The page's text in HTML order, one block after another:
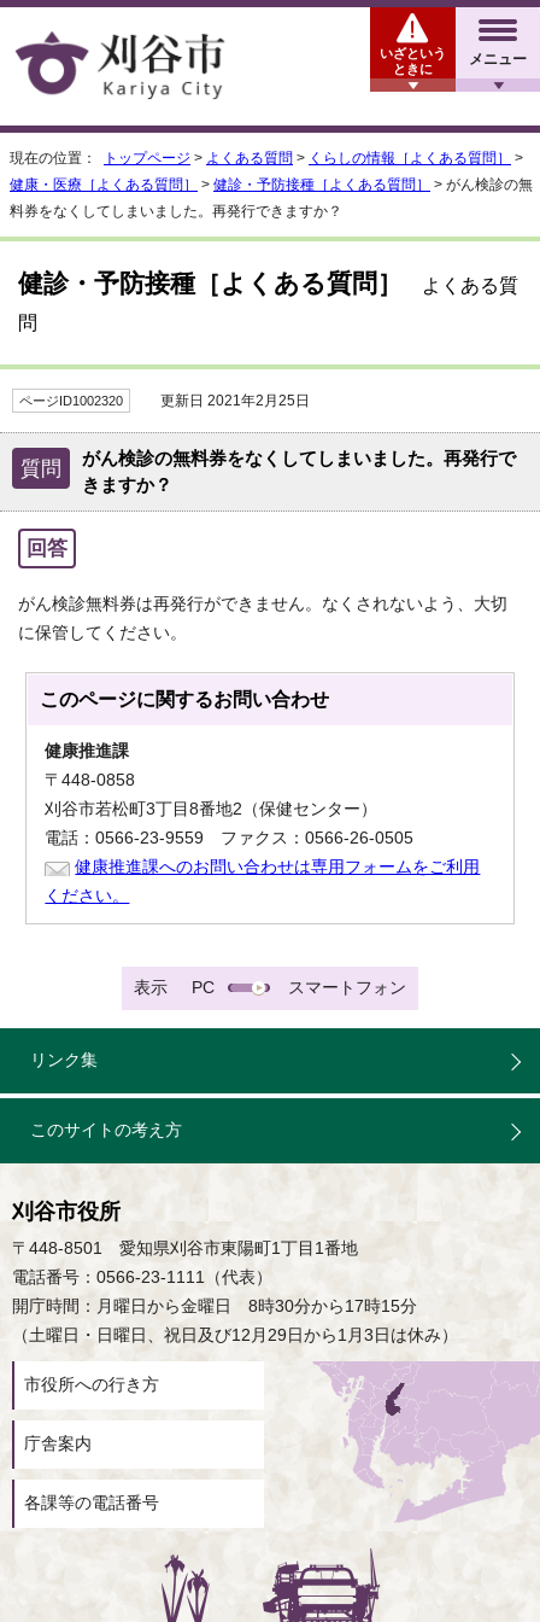
メニュー
いざという
ときに
現在の位置： トップページ > よくある質問 > くらしの情報［よくある質問］
>
健康・医療［よくある質問］
> 健診・予防接種［よくある質問］
> がん検診の無
料券をなくしてしまいました。再発行できますか？
健診・予防接種［よくある質問］
よくある質
問
ページID1002320 更新日 2021年2月25日
質問
がん検診の無料券をなくしてしまいました。再発行で
きますか？
回答
がん検診無料券は再発行ができません。なくされないよう、大切
に保管してください。
このページに関するお問い合わせ
健康推進課
〒448-0858
刈谷市若松町3丁目8番地2（保健センター）
電話：0566-23-9559 ファクス：0566-26-0505
健康推進課へのお問い合わせは専用フォームをご利用
ください。
表示 PC スマートフォン
リンク集
このサイトの考え方
刈谷市役所
〒448-8501 愛知県刈谷市東陽町1丁目1番地
電話番号：0566-23-1111（代表）
開庁時間：月曜日から金曜日 8時30分から17時15分
（土曜日・日曜日、祝日及び12月29日から1月3日は休み）
市役所への行き方
庁舎案内
各課等の電話番号